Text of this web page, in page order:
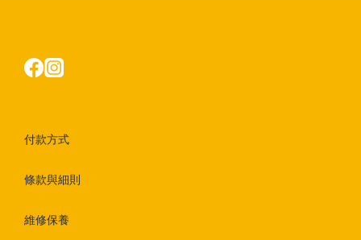
付款方式
條款與細則
維修保養